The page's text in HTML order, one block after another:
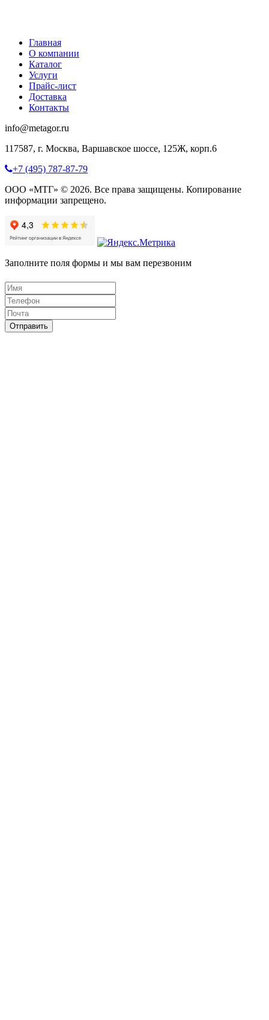
Главная
О компании
Каталог
Услуги
Прайс-лист
Доставка
Контакты
info@metagor.ru
117587, г. Москва, Варшавское шоссе, 125Ж, корп.6
+7 (495) 787-87-79
ООО «МТГ» © 2026. Все права защищены. Копирование
информации запрещено.
Заполните поля формы и мы вам перезвоним
Отправить